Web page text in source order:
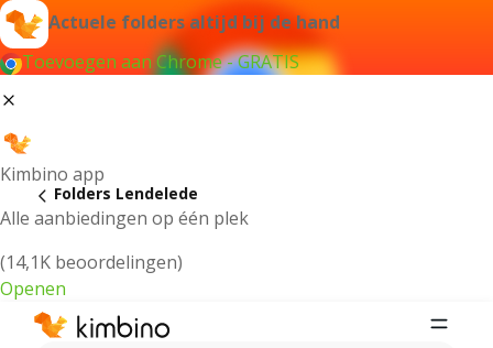
Actuele folders altijd bij de hand
Toevoegen aan Chrome - GRATIS
Kimbino app
Alle aanbiedingen op één plek
(14,1K beoordelingen)
Openen
Folders Lendelede